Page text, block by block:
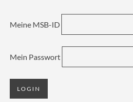
Meine MSB-ID
Mein Passwort